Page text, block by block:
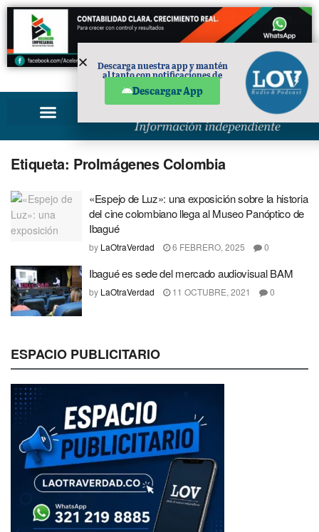
PUBLICIDAD
Etiqueta: ProImágenes Colombia
«Espejo de Luz»: una exposición sobre la historia
del cine colombiano llega al Museo Panóptico de
Ibagué
by LaOtraVerdad 6 FEBRERO, 2025 0
Ibagué es sede del mercado audiovisual BAM
by LaOtraVerdad 11 OCTUBRE, 2021 0
ESPACIO PUBLICITARIO
Descarga nuestra app y mantén
al tanto con notificaciones de
Descargar App